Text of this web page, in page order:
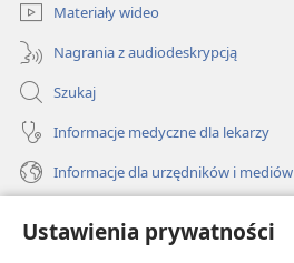
Ustawienia prywatności
Materiały wideo
Nagrania z audiodeskrypcją
Szukaj
Informacje medyczne dla lekarzy
Informacje dla urzędników i mediów